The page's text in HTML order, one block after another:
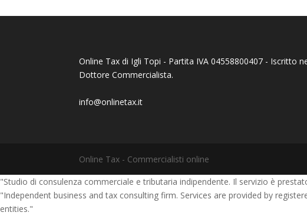
Online Tax di Igli Topi - Partita IVA 04558800407 - Iscritto
Dottore Commercialista.
info@onlinetax.it
Online Tax - Commercialisti online
"Studio di consulenza commerciale e tributaria indipendente. Il servizio è
"Independent business and tax consulting firm. Services are provided by
entities."